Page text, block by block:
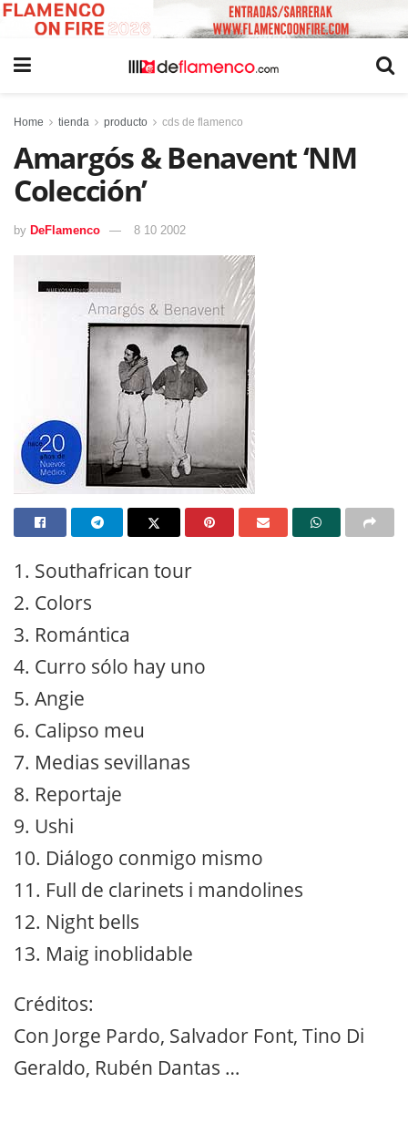
Home tienda producto cds de flamenco
Amargós & Benavent ‘NM
Colección’
by DeFlamenco 8 10 2002
1. Southafrican tour
2. Colors
3. Romántica
4. Curro sólo hay uno
5. Angie
6. Calipso meu
7. Medias sevillanas
8. Reportaje
9. Ushi
10. Diálogo conmigo mismo
11. Full de clarinets i mandolines
12. Night bells
13. Maig inoblidable
Créditos:
Con Jorge Pardo, Salvador Font, Tino Di
Geraldo, Rubén Dantas …